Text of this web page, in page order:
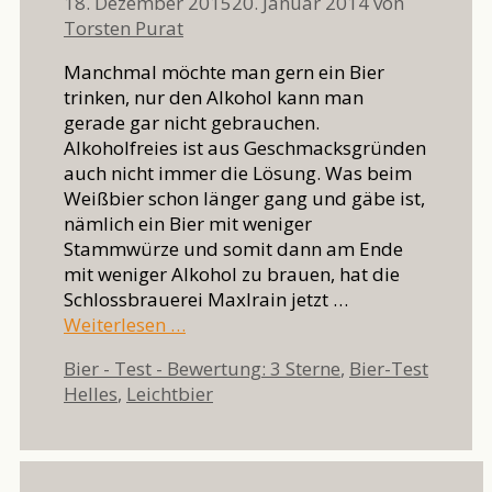
Torsten Purat
Manchmal möchte man gern ein Bier
trinken, nur den Alkohol kann man
gerade gar nicht gebrauchen.
Alkoholfreies ist aus Geschmacksgründen
auch nicht immer die Lösung. Was beim
Weißbier schon länger gang und gäbe ist,
nämlich ein Bier mit weniger
Stammwürze und somit dann am Ende
mit weniger Alkohol zu brauen, hat die
Schlossbrauerei Maxlrain jetzt …
Weiterlesen …
Kategorien
Bier - Test - Bewertung: 3 Sterne, Bier-Test
Schlagwörter
Helles, Leichtbier